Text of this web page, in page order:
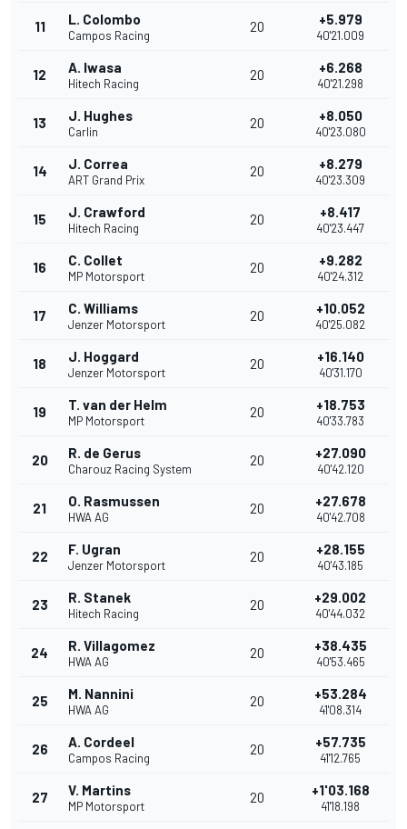
11 L. Colombo
Campos Racing
20 +5.979
40'21.009
12 A. Iwasa
Hitech Racing
20 +6.268
40'21.298
13 J. Hughes
Carlin
20 +8.050
40'23.080
14 J. Correa
ART Grand Prix
20 +8.279
40'23.309
15 J. Crawford
Hitech Racing
20 +8.417
40'23.447
16 C. Collet
MP Motorsport
20 +9.282
40'24.312
17 C. Williams
Jenzer Motorsport
20 +10.052
40'25.082
18 J. Hoggard
Jenzer Motorsport
20 +16.140
40'31.170
19 T. van der Helm
MP Motorsport
20 +18.753
40'33.783
20 R. de Gerus
Charouz Racing System
20 +27.090
40'42.120
21 O. Rasmussen
HWA AG
20 +27.678
40'42.708
22 F. Ugran
Jenzer Motorsport
20 +28.155
40'43.185
23 R. Stanek
Hitech Racing
20 +29.002
40'44.032
24 R. Villagomez
HWA AG
20 +38.435
40'53.465
25 M. Nannini
HWA AG
20 +53.284
41'08.314
26 A. Cordeel
Campos Racing
20 +57.735
41'12.765
27 V. Martins
MP Motorsport
20 +1'03.168
41'18.198